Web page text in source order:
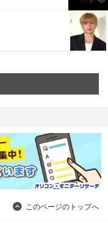
このページのトップへ